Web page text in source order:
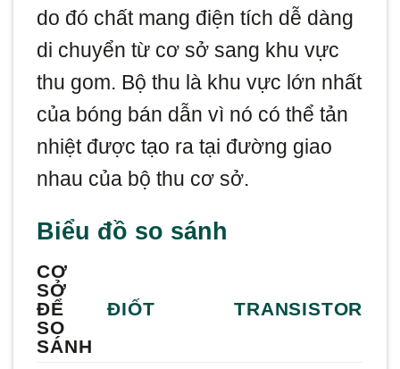
do đó chất mang điện tích dễ dàng
di chuyển từ cơ sở sang khu vực
thu gom. Bộ thu là khu vực lớn nhất
của bóng bán dẫn vì nó có thể tản
nhiệt được tạo ra tại đường giao
nhau của bộ thu cơ sở.
Biểu đồ so sánh
CƠ
SỞ
ĐỂ
SO
SÁNH
ĐIỐT TRANSISTOR